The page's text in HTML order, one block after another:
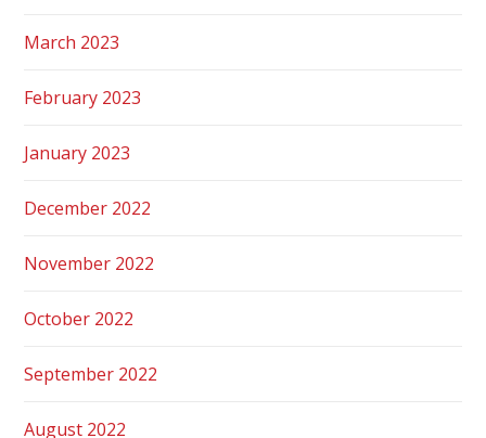
March 2023
February 2023
January 2023
December 2022
November 2022
October 2022
September 2022
August 2022